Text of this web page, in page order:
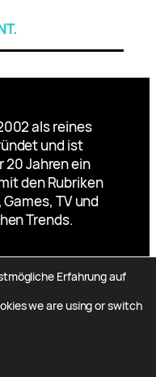
als reines
und ist
20 Jahren ein
den Rubriken
TV und
Trends.
Erfahrung auf
we are using or switch